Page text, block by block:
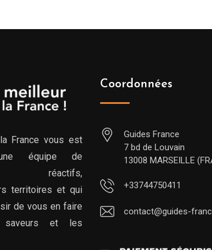
France vous est
équipe de
réactifs,
territoires et qui
de vous en faire
saveurs et les
Coordonnées
Guides France
7 bd de Louvain
13008 MARSEILLE
+33744750411
contact@guides-